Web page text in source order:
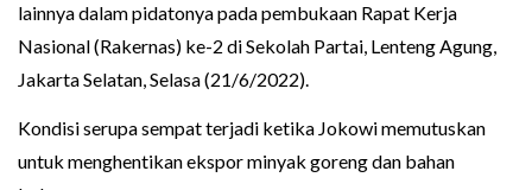
lainnya dalam pidatonya pada pembukaan Rapat Kerja
Nasional (Rakernas) ke-2 di Sekolah Partai, Lenteng Agung,
Jakarta Selatan, Selasa (21/6/2022).
Kondisi serupa sempat terjadi ketika Jokowi memutuskan
untuk menghentikan ekspor minyak goreng dan bahan